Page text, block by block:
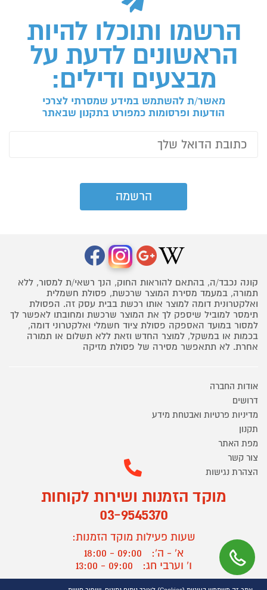
הרשמו ותוכלו להיות
הראשונים לדעת על
מבצעים ודילים:
מאשר/ת להשתמש במידע שמסרתי לצרכי
הודעות ופרסומות כמפורט בתקנון שבאתר
קונה נכבד/ה, בהתאם להוראות החוק, הנך רשאי/ת למסור, ללא
תמורה, במעמד מסירת המוצר שרכשת, פסולת חשמלית
ואלקטרונית דומה למוצר אותו רכשת בבית עסק זה. הפסולת
תימסר למוביל שיספק לך את המוצר שרכשת ומחובתו לאפשר לך
למסור במועד האספקה פסולת ציוד חשמלי ואלקטרוני דומה,
בכמות או במשקל, למוצר החדש וזאת ללא תשלום או תמורה
אחרת. לא תתאפשר מסירה של פסולת מזיקה
אודות החברה
דרושים
מדיניות פרטיות ואבטחת מידע
תקנון
מפת האתר
צור קשר
הצהרת נגישות
מוקד הזמנות ושירות לקוחות
03-9545370
שעות פעילות מוקד הזמנות:
א' - ה':
09:00 - 18:00
ו' וערבי חג:
09:00 - 13:00
שעות פעילות מוקד שירות לקוחות: